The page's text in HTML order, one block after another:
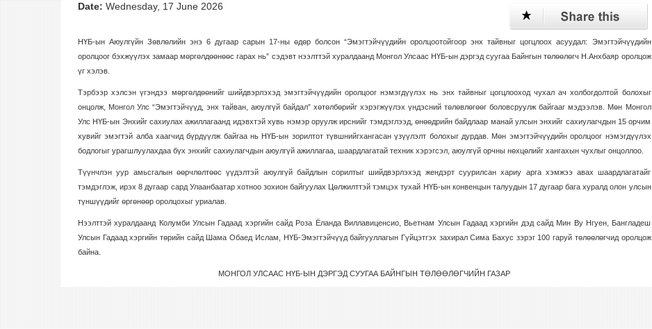
Date: Wednesday, 17 June 2026
НҮБ-ын Аюулгүйн Зөвлөлийн энэ 6 дугаар сарын 17-ны өдөр болсон “Эмэгтэйчүүдийн оролцоотойгоор энх тайвныг цогцлоох асуудал: Эмэгтэйчүүдийн
оролцоог бэхжүүлэх замаар мөргөлдөөнөөс гарах нь” сэдэвт нээлттэй хуралдаанд Монгол Улсаас НҮБ-ын дэргэд суугаа Байнгын төлөөлөгч Н.Анхбаяр оролцож
үг хэлэв.
Тэрбээр хэлсэн үгэндээ мөргөлдөөнийг шийдвэрлэхэд эмэгтэйчүүдийн оролцоог нэмэгдүүлэх нь энх тайвныг цогцлооход чухал ач холбогдолтой болохыг
онцолж, Монгол Улс “Эмэгтэйчүүд, энх тайван, аюулгүй байдал” хөтөлбөрийг хэрэгжүүлэх үндэсний төлөвлөгөөг боловсруулж байгааг мэдээлэв. Мөн Монгол
Улс НҮБ-ын Энхийг сахиулах ажиллагаанд идэвхтэй хувь нэмэр оруулж ирснийг тэмдэглээд, өнөөдрийн байдлаар манай улсын энхийг сахиулагчдын 15 орчим
хувийг эмэгтэй алба хаагчид бүрдүүлж байгаа нь НҮБ-ын зорилтот түвшнийгхангасан үзүүлэлт болохыг дурдав. Мөн эмэгтэйчүүдийн оролцоог нэмэгдүүлэх
бодлогыг урагшлуулахдаа бүх энхийг сахиулагчдын аюулгүй ажиллагаа, шаардлагатай техник хэрэгсэл, аюулгүй орчны нөхцөлийг хангахын чухлыг онцоллоо.
Түүнчлэн уур амьсгалын өөрчлөлтөөс үүдэлтэй аюулгүй байдлын сорилтыг шийдвэрлэхэд жендэрт суурилсан хариу арга хэмжээ авах шаардлагатайг
тэмдэглэж, ирэх 8 дугаар сард Улаанбаатар хотноо зохион байгуулах Цөлжилттэй тэмцэх тухай НҮБ-ын конвенцын талуудын 17 дугаар бага хуралд олон улсын
түншүүдийг өргөнөөр оролцохыг уриалав.
Нээлттэй хуралдаанд Колумби Улсын Гадаад хэргийн сайд Роза Ёланда Виллавиценсио, Вьетнам Улсын Гадаад хэргийн дэд сайд Мин Ву Нгуен, Бангладеш
Улсын Гадаад хэргийн төрийн сайд Шама Обаед Ислам, НҮБ-Эмэгтэйчүүд байгууллагын Гүйцэтгэх захирал Сима Бахус зэрэг 100 гаруй төлөөлөгчид оролцож
байна.
МОНГОЛ УЛСААС НҮБ-ЫН ДЭРГЭД СУУГАА БАЙНГЫН ТӨЛӨӨЛӨГЧИЙН ГАЗАР